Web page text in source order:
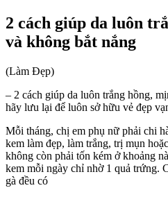
2 cách giúp da luôn
và không bắt nắng
(Làm Đẹp)
– 2 cách giúp da luôn trắng hồng,
hãy lưu lại để luôn sở hữu vẻ đẹp
Mỗi tháng, chị em phụ nữ phải chi
kem làm đẹp, làm trắng, trị mụn
không còn phải tốn kém ở khoảng
kem mỗi ngày chỉ nhờ 1 quả trứng.
gà đều có